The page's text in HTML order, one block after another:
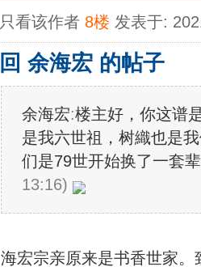
只看该作者 8楼 发表于:
回 余海宏 的帖子
余海宏:楼主好，你这谱
是我六世祖，树織也是
们是79世开始换了一套
13:16)
海宏宗亲原来是书香世家。